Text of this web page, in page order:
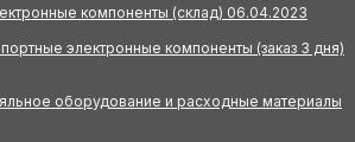
компоненты (склад) 06.04.2023
электронные компоненты (заказ 3 дня)
оборудование и расходные материалы